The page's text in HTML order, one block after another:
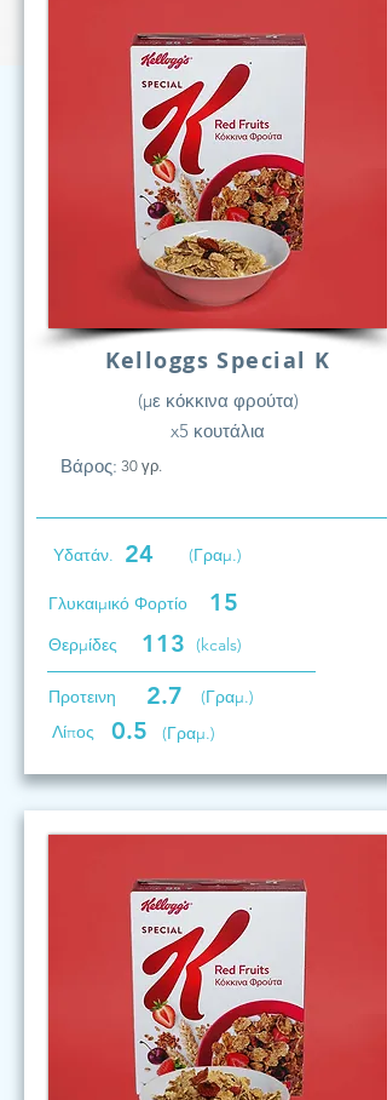
Kelloggs Special K
(με κόκκινα φρούτα)
x5 κουτάλια
Βάρος: 30 γρ.
Υδατάν. 24 (Γραμ.)
Γλυκαιμικό Φορτίο 15
Θερμίδες 113 (kcals)
Προτεινη 2.7
(Γραμ.)
Λίπος
0.5 (Γραμ.)